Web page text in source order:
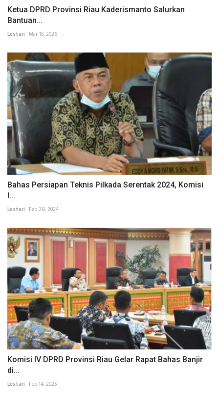
Ketua DPRD Provinsi Riau Kaderismanto Salurkan
Bantuan...
Lestari Mar 15, 2026
Bahas Persiapan Teknis Pilkada Serentak 2024, Komisi
I...
Lestari Feb 28, 2024
Komisi IV DPRD Provinsi Riau Gelar Rapat Bahas Banjir
di...
Lestari Feb 14, 2025